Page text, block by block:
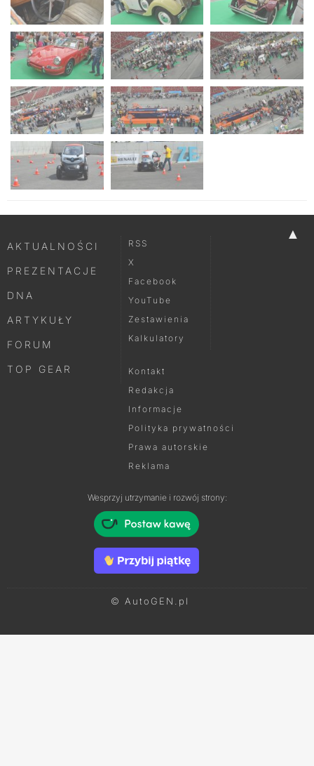
▲
AKTUALNOŚCI
PREZENTACJE
DNA
ARTYKUŁY
FORUM
TOP GEAR
RSS
X
Facebook
YouTube
Zestawienia
Kalkulatory
Kontakt
Redakcja
Informacje
Polityka prywatności
Prawa autorskie
Reklama
Wesprzyj utrzymanie i rozwój strony:
© AutoGEN.pl